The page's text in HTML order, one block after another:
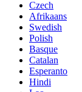
Czech
Afrikaans
Swedish
Polish
Basque
Catalan
Esperanto
Hindi